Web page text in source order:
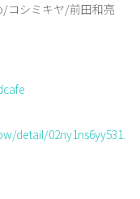
コシミキヤ/前田和亮
detail/02ny1ns6yy531.